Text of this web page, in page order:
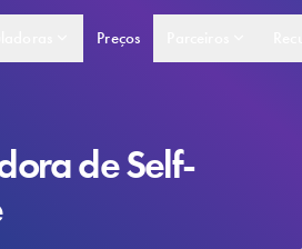
Preços
de Self-